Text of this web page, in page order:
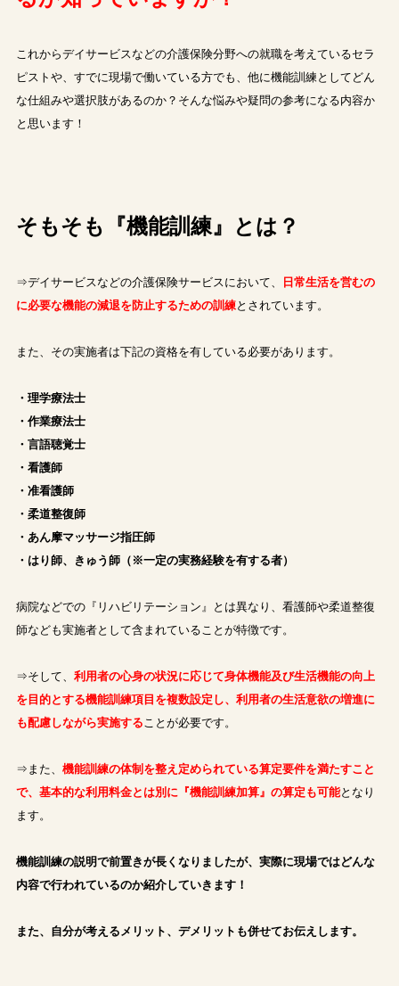
これからデイサービスなどの介護保険分野への就職を考えているセラ
ピストや、すでに現場で働いている方でも、他に機能訓練としてどん
な仕組みや選択肢があるのか？そんな悩みや疑問の参考になる内容か
と思います！
そもそも『機能訓練』とは？
⇒デイサービスなどの介護保険サービスにおいて、
日常生活を営むの
に必要な機能の減退を防止するための訓練とされています。
また、その実施者は下記の資格を有している必要があります。
・理学療法士
・作業療法士
・言語聴覚士
・看護師
・准看護師
・柔道整復師
・あん摩マッサージ指圧師
・はり師、きゅう師（※一定の実務経験を有する者）
病院などでの『リハビリテーション』とは異なり、看護師や柔道整復
師なども実施者として含まれていることが特徴です。
⇒そして、 利用者の心身の状況に応じて身体機能及び生活機能の向上
を目的とする機能訓練項目を複数設定し、利用者の生活意欲の増進に
も配慮しながら実施することが必要です。
⇒また、 機能訓練の体制を整え定められている算定要件を満たすこと
で、基本的な利用料金とは別に『機能訓練加算』の算定も可能となり
ます。
機能訓練の説明で前置きが長くなりましたが、実際に現場ではどんな
内容で行われているのか紹介していきます！
また、自分が考えるメリット、デメリットも併せてお伝えします。